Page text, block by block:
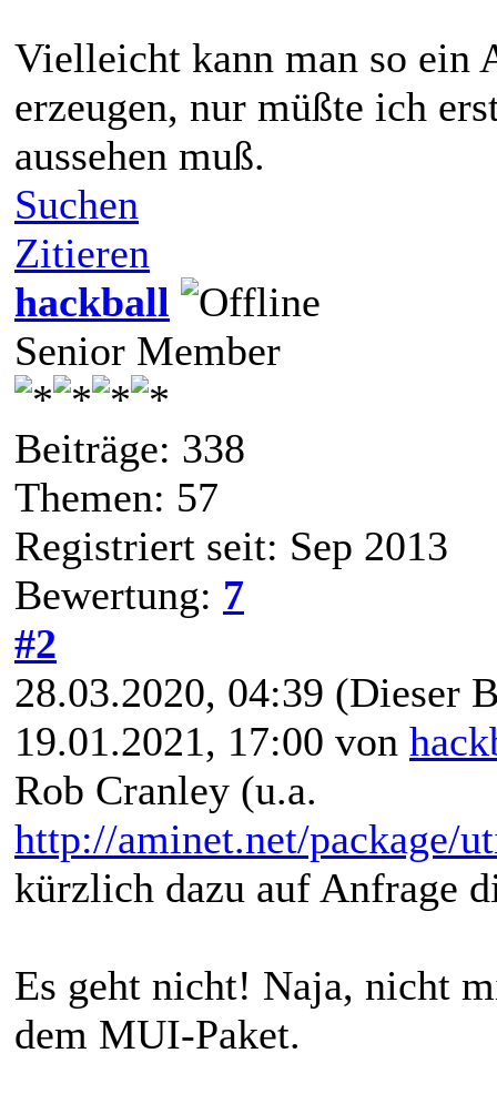
Vielleicht kann man so ein
erzeugen, nur müßte ich
aussehen muß.
Suchen
Zitieren
hackball
Senior Member
Beiträge: 338
Themen: 57
Registriert seit: Sep 2013
Bewertung: 7
#2
28.03.2020, 04:39 (Dieser
19.01.2021, 17:00 von
Rob Cranley (u.a.
http://aminet.net/package/
kürzlich dazu auf Anfrage
Es geht nicht! Naja, nicht
dem MUI-Paket.